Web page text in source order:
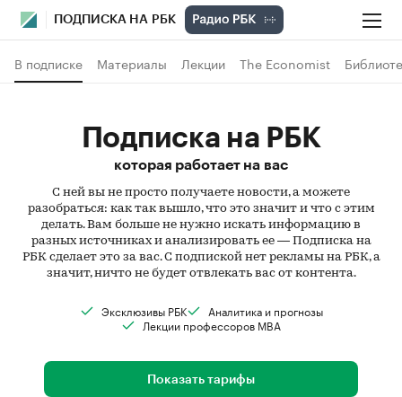
ПОДПИСКА НА РБК
В подписке Материалы Лекции The Economist
Подписка на РБК
которая работает на вас
С ней вы не просто получаете новости, а можете
разобраться: как так вышло, что это значит и что с этим
делать. Вам больше не нужно искать информацию в
разных источниках и анализировать ее — Подписка на
РБК сделает это за вас. С подпиской нет рекламы на РБК, а
значит, ничто не будет отвлекать вас от контента.
Эксклюзивы РБК
Аналитика и прогнозы
Лекции профессоров MBA
Показать тарифы